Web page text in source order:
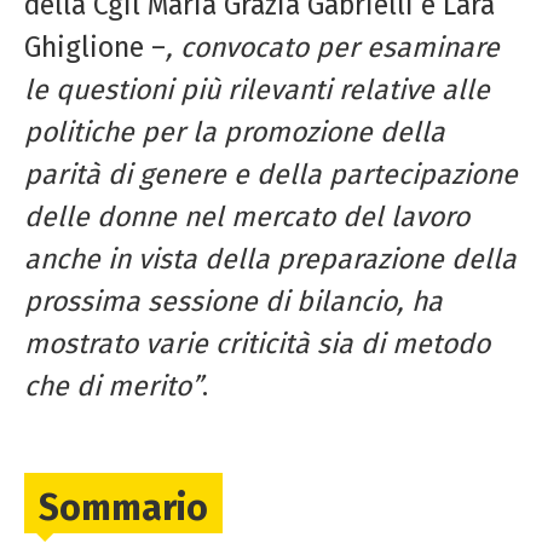
Ghiglione –, convocato per esaminare
le questioni più rilevanti relative alle
politiche per la promozione della
parità di genere e della partecipazione
delle donne nel mercato del lavoro
anche in vista della preparazione della
prossima sessione di bilancio, ha
mostrato varie criticità sia di metodo
che di merito”.
Sommario